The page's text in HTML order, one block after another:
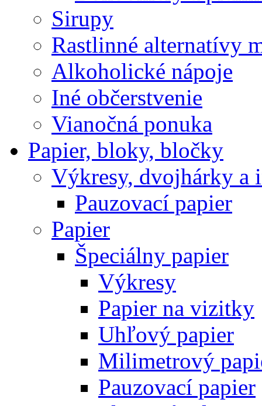
Sirupy
Rastlinné alternatívy
Alkoholické nápoje
Iné občerstvenie
Vianočná ponuka
Papier, bloky, bločky
Výkresy, dvojhárky a
Pauzovací papier
Papier
Špeciálny papier
Výkresy
Papier na vizitky
Uhľový papier
Milimetrový
Pauzovací papier